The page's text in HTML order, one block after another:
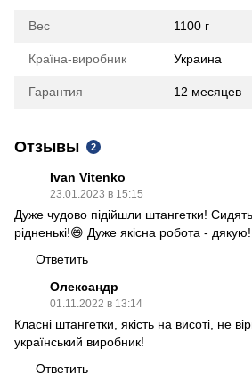
Вес 1100 г
Країна-виробник Украина
Гарантия 12 месяцев
Отзывы 2
Ivan Vitenko
23.01.2023 в 15:15
Дуже чудово підійшли штангетки!
рідненькі!😄 Дуже якісна робота -
Ответить
Олександр
01.11.2022 в 13:14
Класні штангетки, якість на висоті, не
український виробник!
Ответить